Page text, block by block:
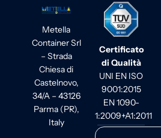
Metella
Container Srl
– Strada
Chiesa di
Castelnovo,
34/A – 43126
Parma (PR),
Italy
Certificato
di Qualità
UNI EN ISO
9001:2015
EN 1090-
1:2009+A1:2011